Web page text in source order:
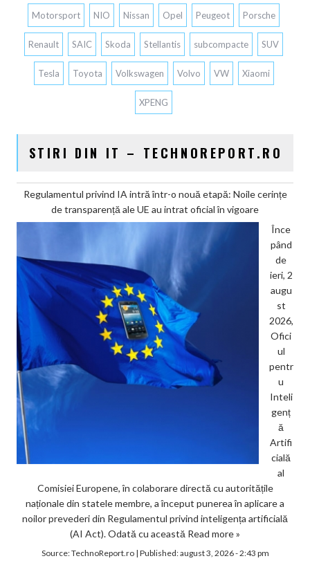
Motorsport NIO Nissan Opel Peugeot Porsche
Renault SAIC Skoda Stellantis subcompacte SUV
Tesla Toyota Volkswagen Volvo VW Xiaomi
XPENG
STIRI DIN IT – TECHNOREPORT.RO
Regulamentul privind IA intră într-o nouă etapă: Noile cerințe
de transparență ale UE au intrat oficial în vigoare
Înce
pând
de
ieri, 2
augu
st
2026,
Ofici
ul
pentr
u
Inteli
genț
ă
Artifi
cială
al
Comisiei Europene, în colaborare directă cu autoritățile
naționale din statele membre, a început punerea în aplicare a
noilor prevederi din Regulamentul privind inteligența artificială
(AI Act). Odată cu această Read more »
Source:TechnoReport.ro| Published:august 3, 2026 - 2:43 pm